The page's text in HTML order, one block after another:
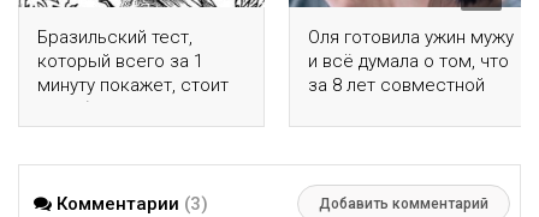
Бразильский тест,
который всего за 1
минуту покажет, стоит
ли тебе опасаться
деменции
Оля готовила ужин мужу
и всё думала о том, что
за 8 лет совместной
него слов любви
Комментарии (3) Добавить комментарий